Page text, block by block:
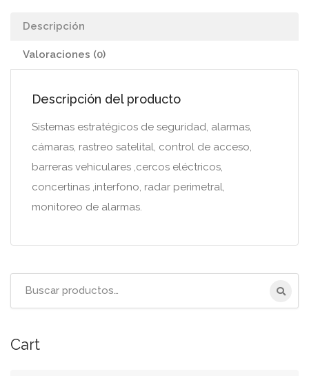
Descripción
Valoraciones (0)
Descripción del producto
Sistemas estratégicos de seguridad, alarmas,
cámaras, rastreo satelital, control de acceso,
barreras vehiculares ,cercos eléctricos,
concertinas ,interfono, radar perimetral,
monitoreo de alarmas.
pancarta
Cart